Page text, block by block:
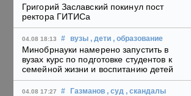
Григорий Заславский покинул пост
ректора ГИТИСа
04.08 18:13 # вузы , дети , образование
Минобрнауки намерено запустить в
вузах курс по подготовке студентов к
семейной жизни и воспитанию детей
04.08 17:27 # Газманов , суд , скандалы